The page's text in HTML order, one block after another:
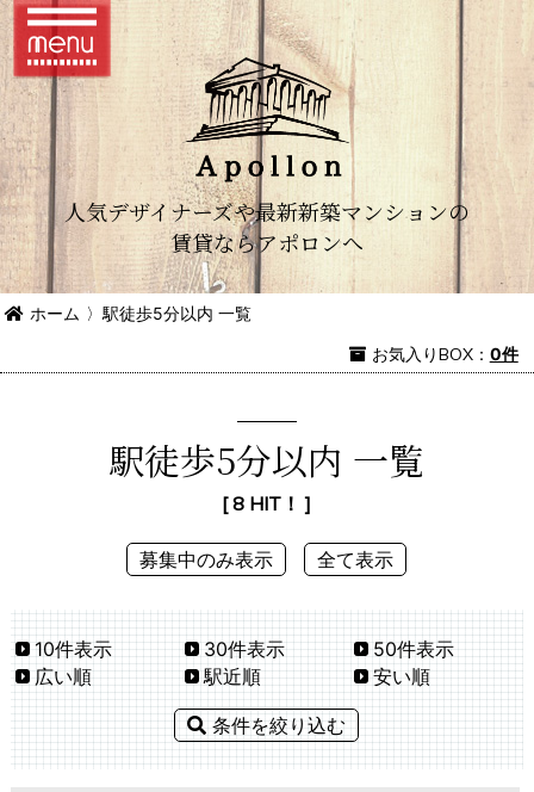
人気デザイナーズや最新新築マンションの
賃貸ならアポロンへ
ホーム 〉駅徒歩5分以内 一覧
お気入りBOX： 0件
駅徒歩5分以内 一覧
[ 8 HIT！ ]
募集中のみ表示 全て表示
10件表示 30件表示
50件表示
広い順
駅近順 安い順
条件を絞り込む